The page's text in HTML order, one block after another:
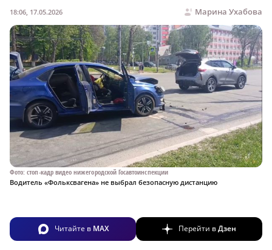
Марина Ухабова
18:06, 17.05.2026
Фото: стоп-кадр видео нижегородской Госавтоинспекции
Водитель «Фольксвагена» не выбрал безопасную дистанцию
Читайте в MAX Перейти вДзен